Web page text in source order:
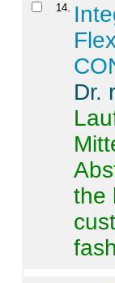
14
Dr.
the